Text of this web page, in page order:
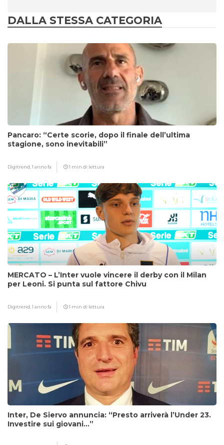
DALLA STESSA CATEGORIA
Pancaro: “Certe scorie, dopo il finale dell’ultima
stagione, sono inevitabili”
Digitrend,1 anno fa 1 min di lettura
MERCATO – L’Inter vuole vincere il derby con il Milan
per Leoni. Si punta sul fattore Chivu
Digitrend,1 anno fa 1 min di lettura
Inter, De Siervo annuncia: “Presto arriverà l’Under 23.
Investire sui giovani…”